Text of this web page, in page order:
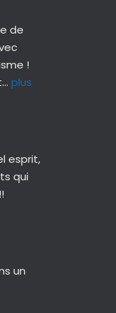
de
!
... plus
esprit,
qui
un